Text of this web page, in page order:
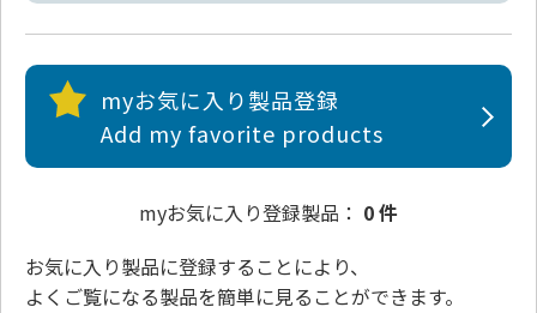
myお気に入り製品登録
Add my favorite products
myお気に入り登録製品： 0 件
お気に入り製品に登録することにより、
よくご覧になる製品を簡単に見ることができます。